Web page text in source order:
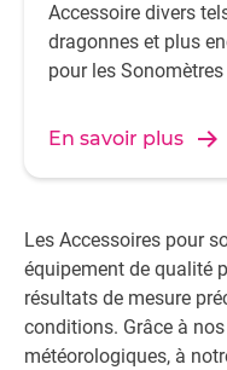
Accessoire divers
dragonnes et plus
pour les Sonomètres
En savoir plus
Les Accessoires pour
équipement de qualité
résultats de mesure
conditions. Grâce à
météorologiques, à